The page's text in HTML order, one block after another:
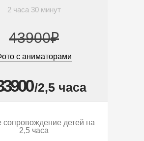
2 часа 30 минут
43900₽
с аниматорами
/2,5 часа
сопровождение детей на
2,5 часа